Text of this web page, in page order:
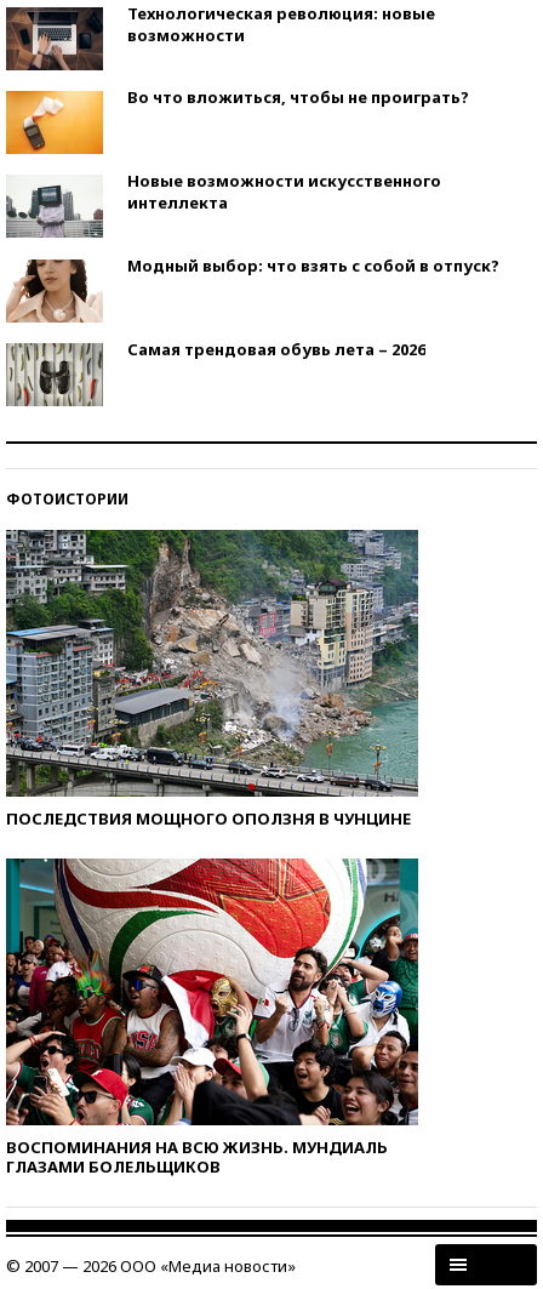
Технологическая революция: новые
возможности
Во что вложиться, чтобы не проиграть?
Новые возможности искусственного
интеллекта
Модный выбор: что взять с собой в отпуск?
Самая трендовая обувь лета – 2026
ФОТОИСТОРИИ
ПОСЛЕДСТВИЯ МОЩНОГО ОПОЛЗНЯ В ЧУНЦИНЕ
ВОСПОМИНАНИЯ НА ВСЮ ЖИЗНЬ. МУНДИАЛЬ
ГЛАЗАМИ БОЛЕЛЬЩИКОВ
© 2007 — 2026 ООО «Медиа новости»